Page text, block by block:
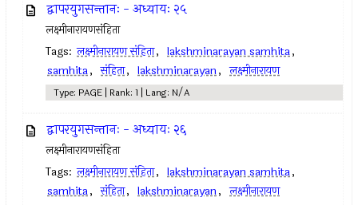
द्वापरयुगसन्तानः - अध्यायः २५
लक्ष्मीनारायणसंहिता
Tags: लक्ष्मीनारायण संहिता, lakshminarayan samhita,
samhita, संहिता, lakshminarayan, लक्ष्मीनारायण
Type: PAGE | Rank: 1 | Lang: N/A
द्वापरयुगसन्तानः - अध्यायः २६
लक्ष्मीनारायणसंहिता
Tags: लक्ष्मीनारायण संहिता, lakshminarayan samhita,
samhita, संहिता, lakshminarayan, लक्ष्मीनारायण